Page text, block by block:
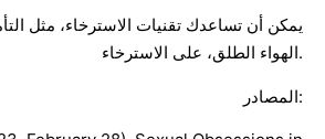
يمكن أن تساعدك تقنيات الاسترخاء، مثل
الهواء الطلق، على الاسترخاء.
المصادر: